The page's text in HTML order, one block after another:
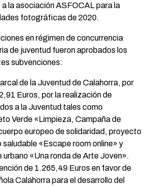
la asociación ASFOCAL para la
fotográficas de 2020.
en régimen de concurrencia
de juventud fueron aprobados los
subvenciones:
de la Juventud de Calahorra, por
Euros, por la realización de
a la Juventud tales como
Verde «Limpieza, Campaña de
europeo de solidaridad, proyecto
saludable «Escape room online» y
«Una ronda de Arte Joven».
de 1.265,49 Euros en favor de
Calahorra para el desarrollo del